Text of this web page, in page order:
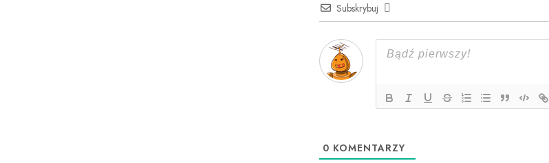
Subskrybuj
0 KOMENTARZY